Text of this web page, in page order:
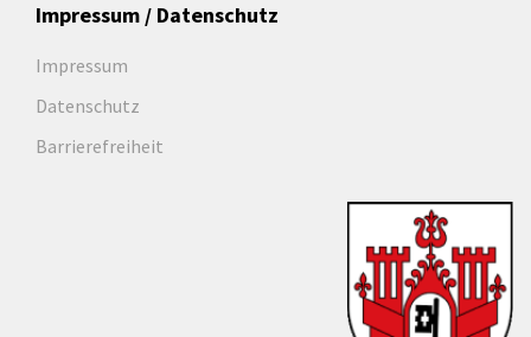
Impressum / Datenschutz
Impressum
Datenschutz
Barrierefreiheit